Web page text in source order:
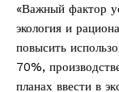
«Важный фактор
экология и
повысить
70%,
планах ввести в